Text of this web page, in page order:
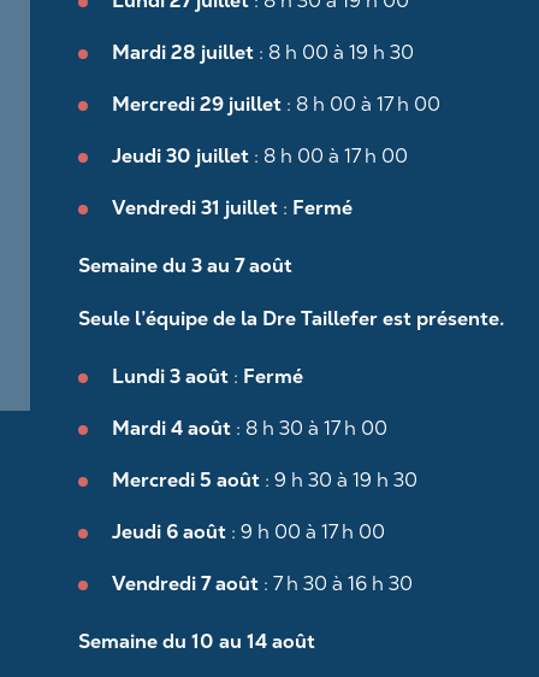
Mardi 28 juillet: 8 h 00 à 19 h 30
Mercredi 29 juillet: 8 h 00 à 17 h 00
Jeudi 30 juillet: 8 h 00 à 17 h 00
Vendredi 31 juillet: Fermé
Semaine du 3 au 7 août
Seule l’équipe de la Dre Taillefer est présente.
Lundi 3 août: Fermé
Mardi 4 août: 8 h 30 à 17 h 00
Mercredi 5 août: 9 h 30 à 19 h 30
Jeudi 6 août: 9 h 00 à 17 h 00
Vendredi 7 août: 7 h 30 à 16 h 30
Semaine du 10 au 14 août